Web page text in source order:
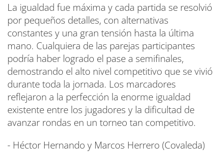
La igualdad fue máxima y cada partida se resolvió
por pequeños detalles, con alternativas
constantes y una gran tensión hasta la última
mano. Cualquiera de las parejas participantes
podría haber logrado el pase a semifinales,
demostrando el alto nivel competitivo que se vivió
durante toda la jornada. Los marcadores
reflejaron a la perfección la enorme igualdad
existente entre los jugadores y la dificultad de
avanzar rondas en un torneo tan competitivo.
- Héctor Hernando y Marcos Herrero (Covaleda)